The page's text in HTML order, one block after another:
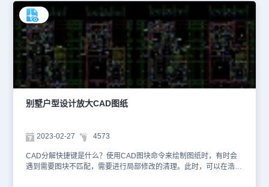
是多行文字，双击需要调整的CAD文字，即可调出【文字格式】对话
框，在其中修改文字高度和宽度即可（数值越大文字越大）。本文件
是别墅CAD建筑图纸资源中、使用CAD软件绘制的玛利亚别墅外观
设计CAD图纸。下图是玛利亚别墅外观设计CAD图纸，主要绘制了
整个别墅的正视图、左视图、右视图，让用户能够从多个视角来全面
了解该建筑的整体设计。如果是想要修改尺寸的数字大小，则需要在
尺寸设置里面进行调整。想要查看更多的CAD图纸资源，刚刚初学
CAD制图的小伙伴们可以在浩辰CAD官网进行查询。本CAD制图素
材仅用于互相学习资料，请勿商用。
别墅户型设计放大CAD图纸
2023-02-27 4573
CAD分解快捷键是什么？使用CAD图块命令来绘制图纸时，有时会
遇到需要图块不匹配，需要进行局部修改的清理。此时，可以在浩辰